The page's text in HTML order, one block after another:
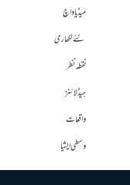
میڈیا واچ
نئے لکھاری
نقطہ نظر
ہیڈلائنز
واقعات
وسطی ایشیا